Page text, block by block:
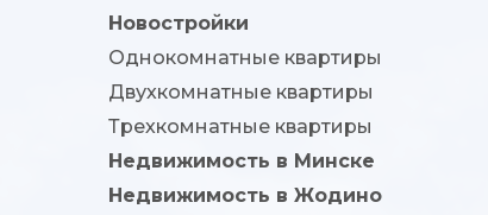
Новостройки
Однокомнатные квартиры
Двухкомнатные квартиры
Трехкомнатные квартиры
Недвижимость в Минске
Недвижимость в Жодино